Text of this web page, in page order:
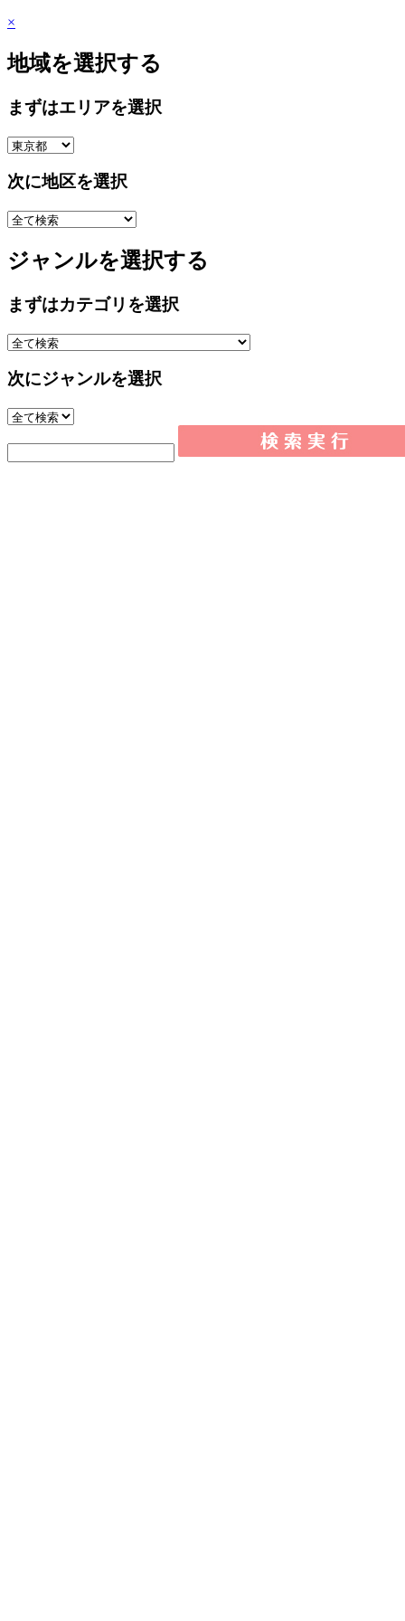
×
地域を選択する
まずはエリアを選択
次に地区を選択
ジャンルを選択する
まずはカテゴリを選択
次にジャンルを選択